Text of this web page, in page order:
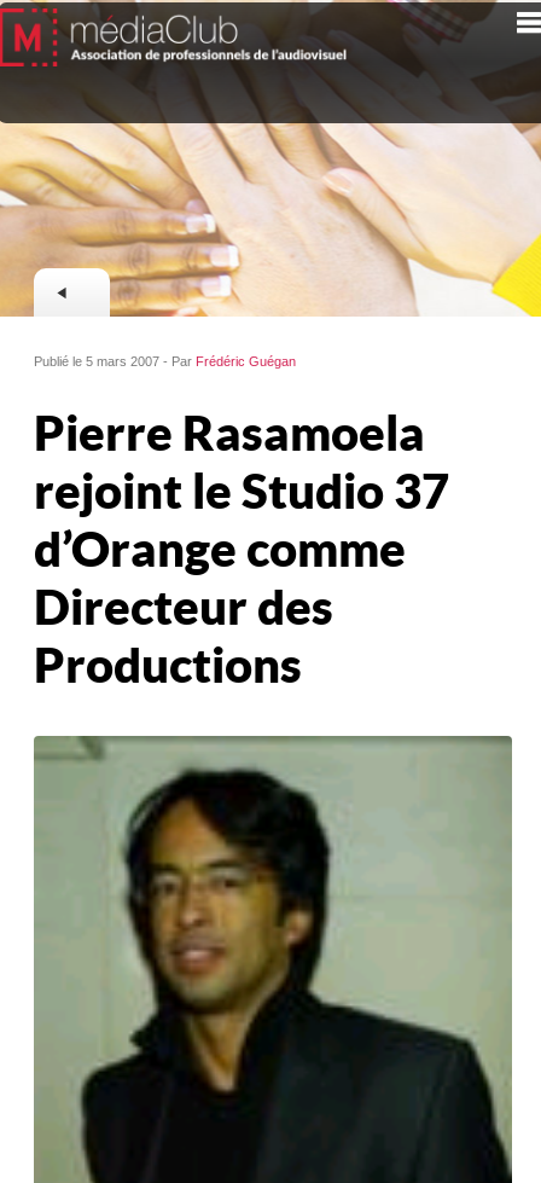
Publié le 5 mars 2007 - Par Frédéric Guégan
Pierre Rasamoela
rejoint le Studio 37
d’Orange comme
Directeur des
Productions